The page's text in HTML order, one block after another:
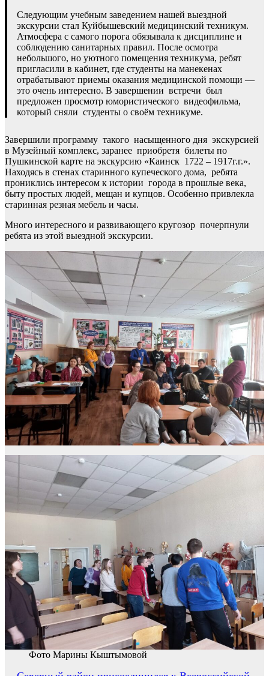
Следующим учебным заведением нашей выездной
экскурсии стал Куйбышевский медицинский техникум.
Атмосфера с самого порога обязывала к дисциплине и
соблюдению санитарных правил. После осмотра
небольшого, но уютного помещения техникума, ребят
пригласили в кабинет, где студенты на манекенах
отрабатывают приемы оказания медицинской помощи —
это очень интересно. В завершении встречи был
предложен просмотр юмористического видеофильма,
который сняли студенты о своём техникуме.
Завершили программу такого насыщенного дня экскурсией
в Музейный комплекс, заранее приобретя билеты по
Пушкинской карте на экскурсию «Каинск 1722 – 1917г.г.».
Находясь в стенах старинного купеческого дома, ребята
прониклись интересом к истории города в прошлые века,
быту простых людей, мещан и купцов. Особенно привлекла
старинная резная мебель и часы.
Много интересного и развивающего кругозор почерпнули
ребята из этой выездной экскурсии.
Фото Марины Кыштымовой